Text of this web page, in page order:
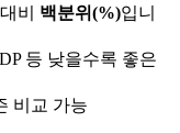
비 백분위(%)입니
등 낮을수록 좋은
비교 가능